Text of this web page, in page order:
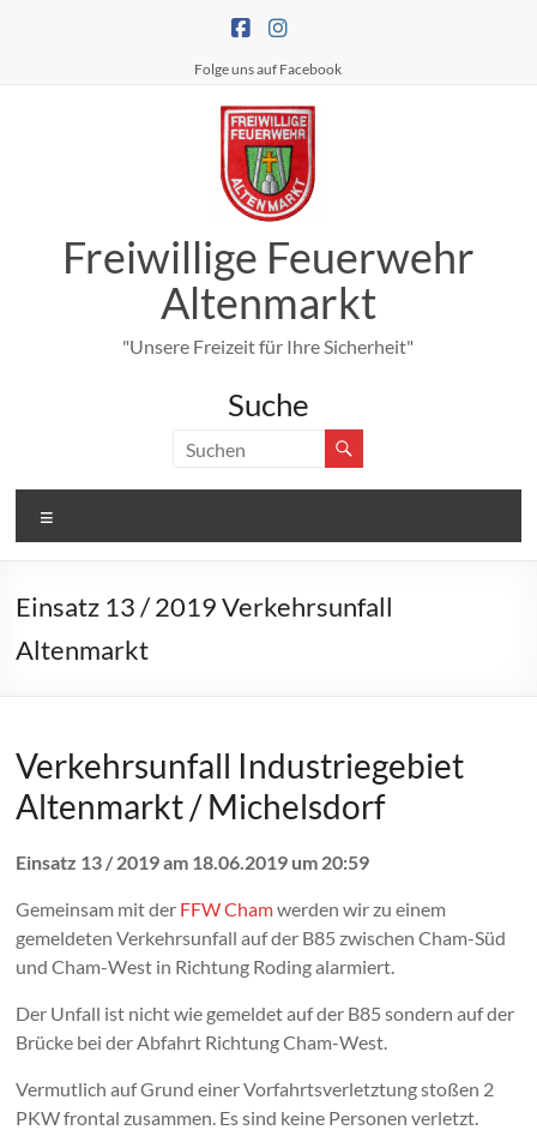
Folge uns auf Facebook
Freiwillige Feuerwehr
Altenmarkt
"Unsere Freizeit für Ihre Sicherheit"
Suche
Einsatz 13 / 2019 Verkehrsunfall
Altenmarkt
Verkehrsunfall Industriegebiet
Altenmarkt / Michelsdorf
Einsatz 13 / 2019 am 18.06.2019 um 20:59
Gemeinsam mit der FFW Chamwerden wir zu einem
gemeldeten Verkehrsunfall auf der B85 zwischen Cham-Süd
und Cham-West in Richtung Roding alarmiert.
Der Unfall ist nicht wie gemeldet auf der B85 sondern auf der
Brücke bei der Abfahrt Richtung Cham-West.
Vermutlich auf Grund einer Vorfahrtsverletztung stoßen 2
PKW frontal zusammen. Es sind keine Personen verletzt.